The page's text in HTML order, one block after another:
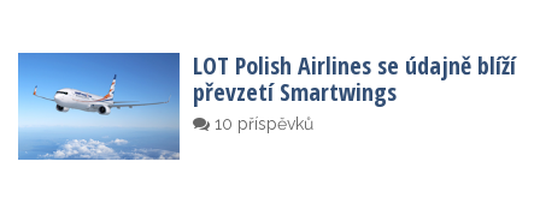
LOT Polish Airlines se údajně blíží
převzetí Smartwings
10 příspěvků